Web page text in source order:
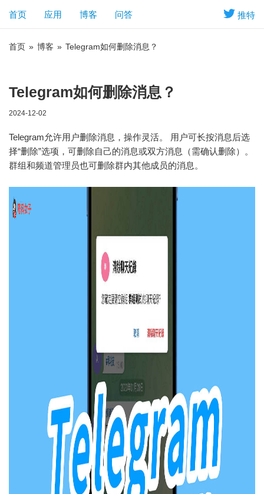
推特
首页 应用 博客 问答
首页 » 博客 » Telegram如何删除消息？
Telegram如何删除消息？
2024-12-02
Telegram允许用户删除消息，操作灵活。 用户可长按消息后选
择“删除”选项，可删除自己的消息或双方消息（需确认删除）。
群组和频道管理员也可删除群内其他成员的消息。